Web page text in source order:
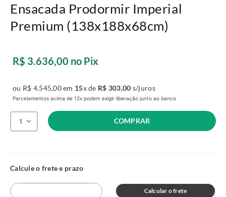
Ensacada Prodormir Imperial
Premium (138x188x68cm)
R$ 3.636,00 no Pix
ou R$ 4.545,00em 15x de R$ 303,00 s/juros
Parcelamentos acima de 12x podem exigir liberação junto ao banco
1 COMPRAR
Calcular o frete